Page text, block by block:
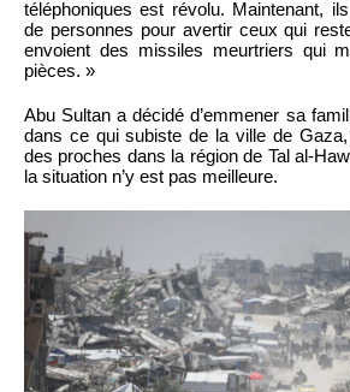
téléphoniques est révolu. Maintenant,
de personnes pour avertir ceux qui
envoient des missiles meurtriers qui
pièces. »
Abu Sultan a décidé d’emmener sa
dans ce qui subiste de la ville de
des proches dans la région de Tal al-
la situation n’y est pas meilleure.